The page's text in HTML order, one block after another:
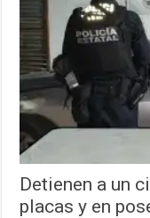
Detienen a un
placas y en